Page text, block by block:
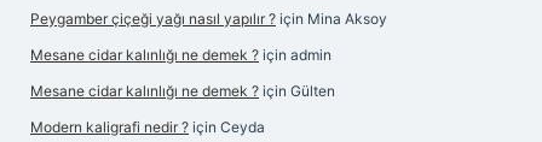
Peygamber çiçeği yağı nasıl yapılır ? için Mina Aksoy
Mesane cidar kalınlığı ne demek ? için admin
Mesane cidar kalınlığı ne demek ? için Gülten
Modern kaligrafi nedir ? için Ceyda